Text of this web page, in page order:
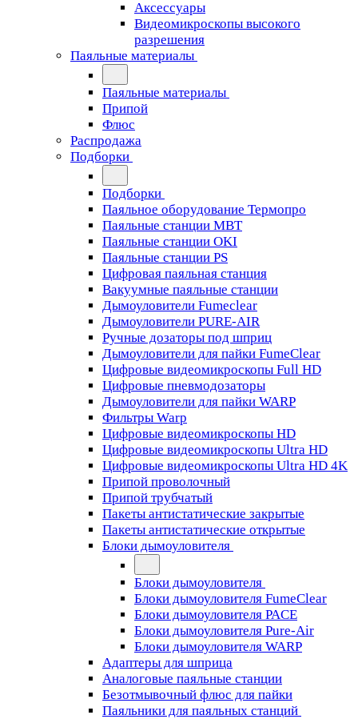
Аксессуары
Видеомикроскопы высокого
разрешения
Паяльные материалы
Паяльные материалы
Припой
Флюс
Распродажа
Подборки
Подборки
Паяльное оборудование Термопро
Паяльные станции MBT
Паяльные станции OKI
Паяльные станции PS
Цифровая паяльная станция
Вакуумные паяльные станции
Дымоуловители Fumeclear
Дымоуловители PURE-AIR
Ручные дозаторы под шприц
Дымоуловители для пайки FumeClear
Цифровые видеомикроскопы Full HD
Цифровые пневмодозаторы
Дымоуловители для пайки WARP
Фильтры Warp
Цифровые видеомикроскопы HD
Цифровые видеомикроскопы Ultra HD
Цифровые видеомикроскопы Ultra HD 4K
Припой проволочный
Припой трубчатый
Пакеты антистатические закрытые
Пакеты антистатические открытые
Блоки дымоуловителя
Блоки дымоуловителя
Блоки дымоуловителя FumeClear
Блоки дымоуловителя PACE
Блоки дымоуловителя Pure-Air
Блоки дымоуловителя WARP
Адаптеры для шприца
Аналоговые паяльные станции
Безотмывочный флюс для пайки
Паяльники для паяльных станций